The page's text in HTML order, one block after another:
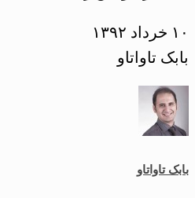
۱۰ خرداد ۱۳۹۲
بابک تاواتاو
بابک تاواتاو